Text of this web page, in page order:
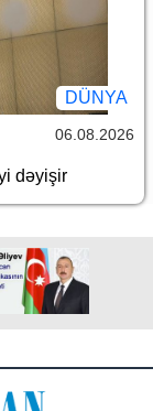
DÜNYA
06.08.2026
dəyişir